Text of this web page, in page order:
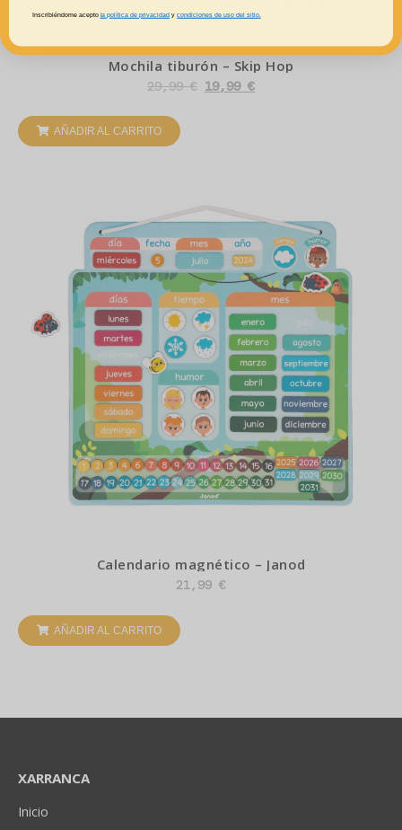
Mochila tiburón – Skip Hop
29,99€ 19,99 €
AÑADIR AL CARRITO
Calendario magnético – Janod
21,99 €
AÑADIR AL CARRITO
XARRANCA
Inicio
Inscribiéndome acepto la política de privacidad ycondiciones de uso del sitio.